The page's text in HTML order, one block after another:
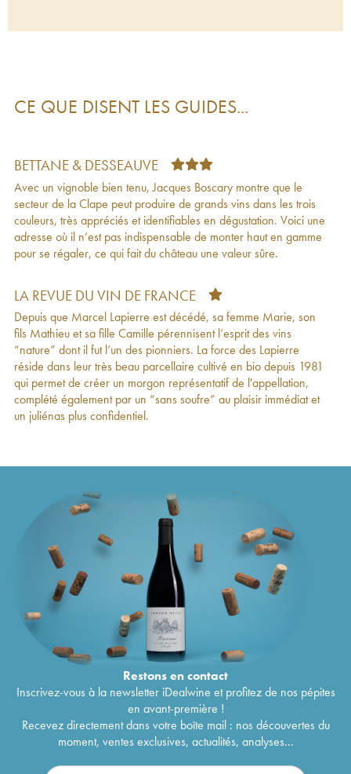
Morgon Cuvée Marcel Lapierre Marcel
Morgon Marcel Lapierre (Domaine)
Morgon Marcel Lapierre (Domaine)2016 50€
Morgon Cuvée Marcel Lapierre Marcel
Lapierre (Domaine) 2016
69€
Vin de France Raisins Gaulois Marcel Lapierre
(Domaine) 2016
18€
(Domaine)
2016
Morgon Marcel Lapierre (Domaine)2015
Morgon Cuvée Marcel Lapierre Marcel
Lapierre (Domaine)2015
66€
Vin de France Raisins Gaulois Marcel Lapierre
(Domaine) 2015
19€
Morgon Roche du Py Camille Marcel Lapierre
(Domaine)2015
37€
Morgon Cuvée Marcel Lapierre Marcel
Morgon Marcel Lapierre (Domaine)2013 29€
(Domaine)2013
Morgon Roche du Py Camille Marcel Lapierre
2013
Morgon Marcel Lapierre (Domaine)
2012 25
Morgon Cuvée Marcel Lapierre Marcel
Lapierre (Domaine)2011
69
Morgon Marcel Lapierre (Domaine)
2011
Morgon Marcel Lapierre (Domaine)
2010
Morgon Cuvée Marcel Lapierre Marcel
Lapierre (Domaine)
2009
Morgon Marcel Lapierre (Domaine)
2009
Morgon Marcel Lapierre (Domaine)2007
Morgon Marcel Lapierre (Domaine)2006 56€
Morgon Marcel Lapierre (Domaine) 2005
Morgon Cuvée Marcel Lapierre Marcel
Lapierre (Domaine) 2005
82€
Morgon Marcel Lapierre (Domaine)2003 176€
CE QUE DISENT LES GUIDES...
BETTANE & DESSEAUVE
Avec un vignoble bien tenu, Jacques Boscary montre que le
secteur de la Clape peut produire de grands vins dans les trois
couleurs, très appréciés et identifiables en dégustation. Voici une
adresse où il n’est pas indispensable de monter haut en gamme
pour se régaler, ce qui fait du château une valeur sûre.
LA REVUE DU VIN DE FRANCE
Depuis que Marcel Lapierre est décédé, sa femme Marie, son
fils Mathieu et sa fille Camille pérennisent l’esprit des vins
“nature” dont il fut l’un des pionniers. La force des Lapierre
réside dans leur très beau parcellaire cultivé en bio depuis 1981
qui permet de créer un morgon représentatif de l'appellation,
complété également par un “sans soufre” au plaisir immédiat et
un juliénas plus confidentiel.
Restons encontact
Inscrivez-vous à la newsletter iDealwine et profitez de nos pépites
en avant-première !
Recevez directement dans votre boîte mail : nos découvertes du
moment, ventes exclusives, actualités, analyses...